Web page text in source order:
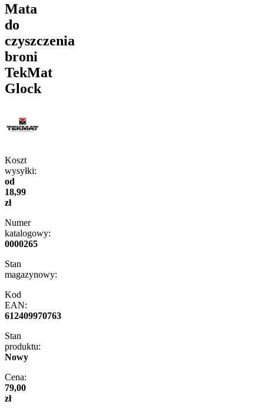
Mata
do
czyszczenia
broni
TekMat
Glock
Koszt
wysyłki:
od
18,99
zł
Numer
katalogowy:
0000265
Stan
magazynowy:
Kod
EAN:
612409970763
Stan
produktu:
Nowy
Cena:
79,00
zł